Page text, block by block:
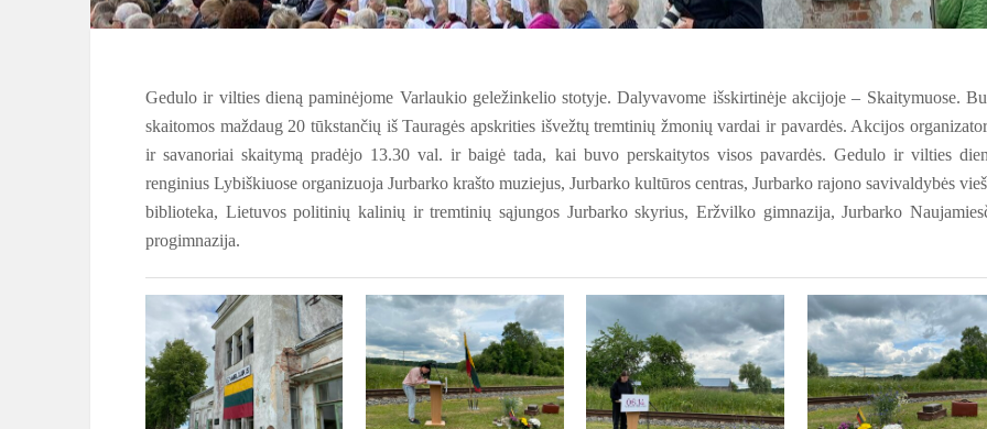
Gedulo ir vilties dieną paminėjome Varlaukio geležinkelio stotyje. Dalyvavome išskirtinėje akcijoje– Skaitymuose.
skaitomos maždaug 20 tūkstančių iš Tauragės apskrities išvežtų tremtinių žmonių vardai ir pavardės. Akcijos
ir savanoriai skaitymą pradėjo 13.30 val. ir baigė tada, kai buvo perskaitytos visos pavardės. Gedulo ir vilties
renginius Lybiškiuose organizuoja Jurbarko krašto muziejus, Jurbarko kultūros centras, Jurbarko rajono savivaldybės
biblioteka, Lietuvos politinių kalinių ir tremtinių sąjungos Jurbarko skyrius, Eržvilko gimnazija, Jurbarko
progimnazija.